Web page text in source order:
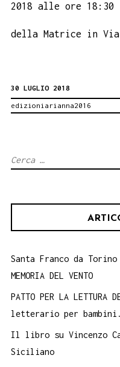
2018 alle ore
della Matrice in Via
30 LUGLIO 2018
edizioniarianna2016
Ricerca
Santa Franco da Torino A
MEMORIA DEL VENTO
PATTO PER LA LETTURA
letterario per bambini.
Il libro su Vincenzo
Siciliano